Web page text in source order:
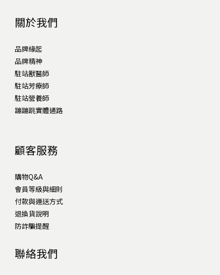
關於我們
品牌緣起
品牌精神
駐站獸醫師
駐站芳療師
駐站營養師
蹦蹦跳實體通路
顧客服務
購物Q&A
會員等級與細則
付款與運送方式
退換貨說明
防詐騙提醒
聯絡我們